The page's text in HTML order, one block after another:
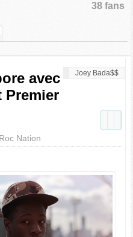
38 fans
Joey Bada$$
avec
Premier
Nation